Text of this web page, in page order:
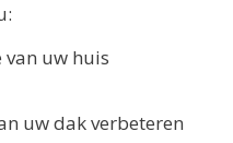
van uw huis
uw dak verbeteren